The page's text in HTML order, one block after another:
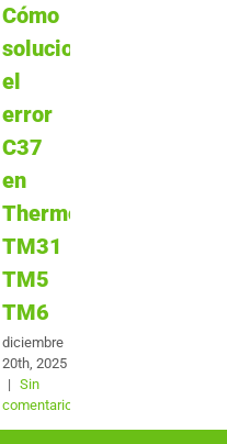
Cómo
solucionar
el
error
C37
en
Thermomix
TM31
TM5
TM6
diciembre
20th, 2025
| Sin
comentarios